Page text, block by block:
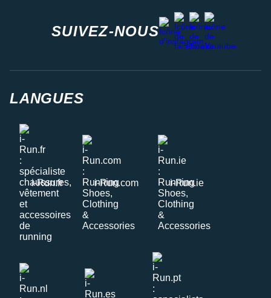
SUIVEZ-NOUS
instagram
facebook
stravayoutube
LANGUES
i-Run.fr i-Run.com i-Run.ie